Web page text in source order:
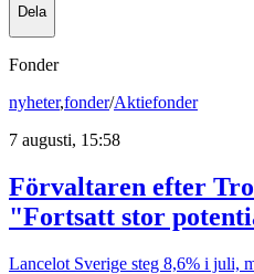
Dela
Fonder
nyheter,fonder/Aktiefonder
7 augusti, 15:58
Förvaltaren efter
"Fortsatt stor
Lancelot Sverige steg 8,6% i juli,